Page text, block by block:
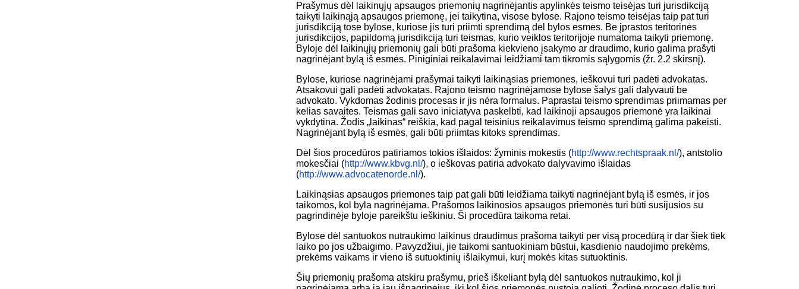
Prašymus dėl laikinųjų apsaugos priemonių nagrinėjantis apylinkės teismo teisėjas turi jurisdikciją
taikyti laikinąją apsaugos priemonę, jei taikytina, visose bylose. Rajono teismo teisėjas taip pat turi
jurisdikciją tose bylose, kuriose jis turi priimti sprendimą dėl bylos esmės. Be įprastos teritorinės
jurisdikcijos, papildomą jurisdikciją turi teismas, kurio veiklos teritorijoje numatoma taikyti priemonę.
Byloje dėl laikinųjų priemonių gali būti prašoma kiekvieno įsakymo ar draudimo, kurio galima prašyti
nagrinėjant bylą iš esmės. Piniginiai reikalavimai leidžiami tam tikromis sąlygomis (žr. 2.2 skirsnį).
Bylose, kuriose nagrinėjami prašymai taikyti laikinąsias priemones, ieškovui turi padėti advokatas.
Atsakovui gali padėti advokatas. Rajono teismo nagrinėjamose bylose šalys gali dalyvauti be
advokato. Vykdomas žodinis procesas ir jis nėra formalus. Paprastai teismo sprendimas priimamas per
kelias savaites. Teismas gali savo iniciatyva paskelbti, kad laikinoji apsaugos priemonė yra laikinai
vykdytina. Žodis „laikinas“ reiškia, kad pagal teisinius reikalavimus teismo sprendimą galima pakeisti.
Nagrinėjant bylą iš esmės, gali būti priimtas kitoks sprendimas.
Dėl šios procedūros patiriamos tokios išlaidos: žyminis mokestis (http://www.rechtspraak.nl/), antstolio
mokesčiai (http://www.kbvg.nl/), o ieškovas patiria advokato dalyvavimo išlaidas
(http://www.advocatenorde.nl/).
Laikinąsias apsaugos priemones taip pat gali būti leidžiama taikyti nagrinėjant bylą iš esmės, ir jos
taikomos, kol byla nagrinėjama. Prašomos laikinosios apsaugos priemonės turi būti susijusios su
pagrindinėje byloje pareikštu ieškiniu. Ši procedūra taikoma retai.
Bylose dėl santuokos nutraukimo laikinus draudimus prašoma taikyti per visą procedūrą ir dar šiek tiek
laiko po jos užbaigimo. Pavyzdžiui, jie taikomi santuokiniam būstui, kasdienio naudojimo prekėms,
prekėms vaikams ir vieno iš sutuoktinių išlaikymui, kurį mokės kitas sutuoktinis.
Šių priemonių prašoma atskiru prašymu, prieš iškeliant bylą dėl santuokos nutraukimo, kol ji